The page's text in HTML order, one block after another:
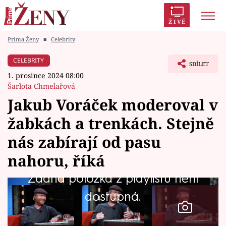
ŽIVĚ
Módní alarm
Témata
Celebrity
Vztahy
Seriály
Prima Ženy ■ Celebrity
CELEBRITY
1. prosince 2024 08:00
Šarlota Chmelařová
SDÍLET
Jakub Voráček moderoval v
žabkách a trenkách. Stejně
nás zabírají od pasu
nahoru, říká
Žádná položka z playlistu není
dostupná.